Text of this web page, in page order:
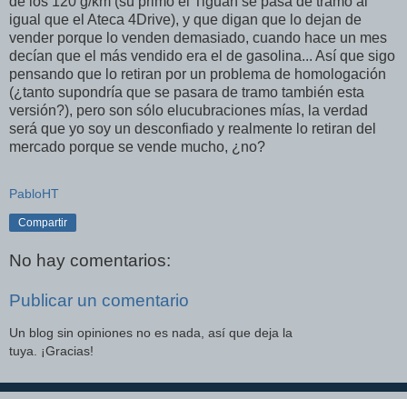
igual que el Ateca 4Drive), y que digan que lo dejan de
vender porque lo venden demasiado, cuando hace un mes
decían que el más vendido era el de gasolina... Así que sigo
pensando que lo retiran por un problema de homologación
(¿tanto supondría que se pasara de tramo también esta
versión?), pero son sólo elucubraciones mías, la verdad
será que yo soy un desconfiado y realmente lo retiran del
mercado porque se vende mucho, ¿no?
PabloHT
Compartir
No hay comentarios:
Publicar un comentario
Un blog sin opiniones no es nada, así que deja la
tuya. ¡Gracias!